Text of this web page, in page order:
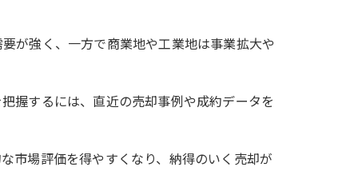
が強く、一方で商業地や工業地は事業拡大や
握するには、直近の売却事例や成約データを
市場評価を得やすくなり、納得のいく売却が